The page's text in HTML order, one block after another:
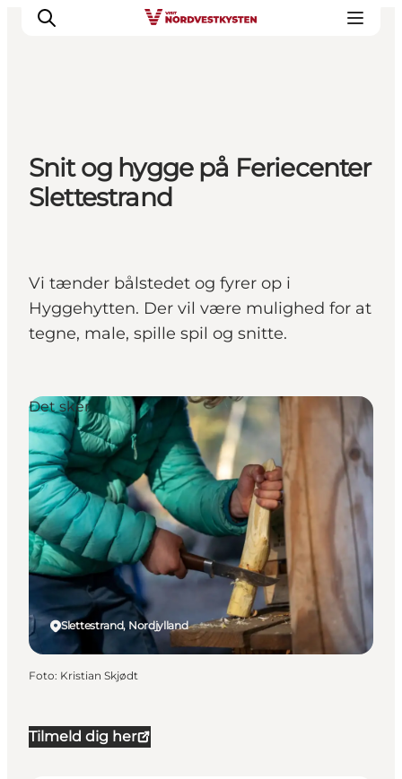
Feriesteder
Inspiration
Handicapvenlig ferie
Planlæg din ferie
Snit og hygge på Feriecenter
Slettestrand
Vi tænder bålstedet og fyrer op i
Hyggehytten. Der vil være mulighed for at
tegne, male, spille spil og snitte.
Tilmeld dig her
Slettestrand, Nordjylland
Det sker
Foto: Kristian Skjødt